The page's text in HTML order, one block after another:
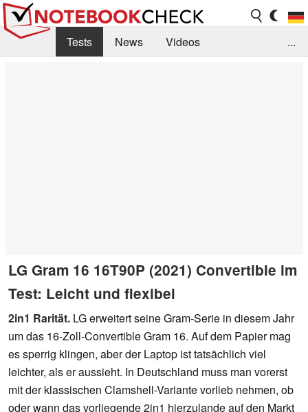
Tests News
Videos
...
LG Gram 16 16T90P (2021) Convertible im
Test: Leicht und flexibel
2in1 Rarität. LG erweitert seine Gram-Serie in diesem Jahr
um das 16-Zoll-Convertible Gram 16. Auf dem Papier mag
es sperrig klingen, aber der Laptop ist tatsächlich viel
leichter, als er aussieht. In Deutschland muss man vorerst
mit der klassischen Clamshell-Variante vorlieb nehmen, ob
oder wann das vorliegende 2in1 hierzulande auf den Markt